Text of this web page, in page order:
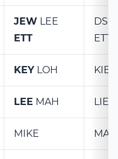
JEW LEE
ETT
ETT
KEY LOH KIE-
LEE MAH LIE-
MIKE